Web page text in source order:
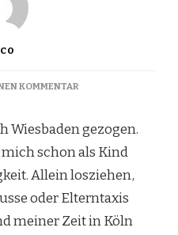
KOMMENTARZU
RADELT“?
Wiesbaden gezogen.
schon als Kind
Allein losziehen,
oder Elterntaxis
meiner Zeit in Köln